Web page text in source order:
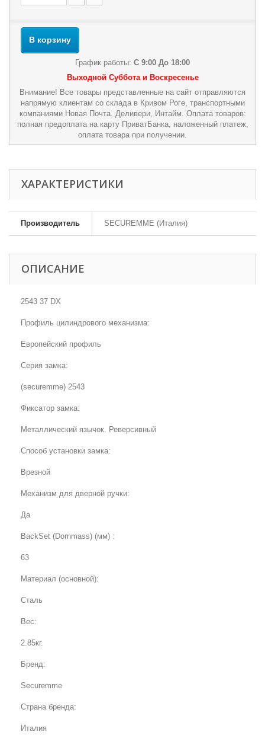
В корзину
График работы: С 9:00 До 18:00
Выходной Суббота и Воскресенье
Внимание! Все товары представленные на сайт отправляются
напрямую клиентам со склада в Кривом Роге, транспортными
компаниями Новая Почта, Деливери, Интайм. Оплата товаров:
полная предоплата на карту ПриватБанка, наложенный платеж,
оплата товара при получении.
ХАРАКТЕРИСТИКИ
Производитель SECUREMME (Италия)
ОПИСАНИЕ
2543 37 DX
Профиль цилиндрового механизма:
Европейский профиль
Серия замка:
(securemme) 2543
Фиксатор замка:
Металлический язычок. Реверсивный
Способ установки замка:
Врезной
Механизм для дверной ручки:
Да
BackSet (Dornmass) (мм) :
63
Материал (основной):
Сталь
Вес:
2.85кг.
Бренд:
Securemme
Страна бренда:
Италия